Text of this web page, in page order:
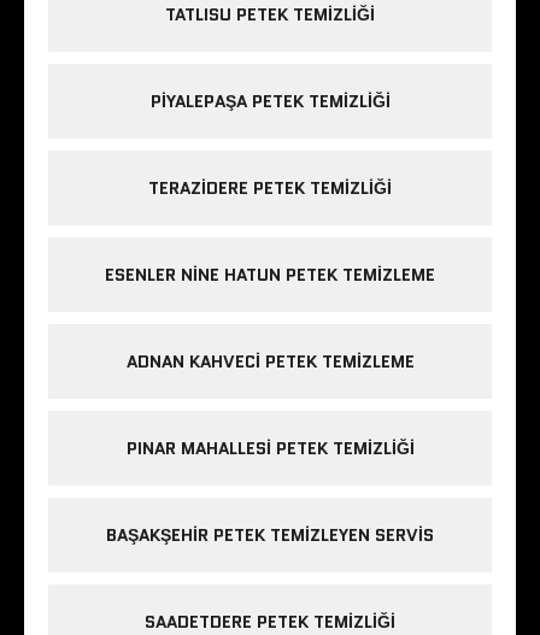
TATLISU PETEK TEMIZLIĞI
PIYALEPAŞA PETEK TEMIZLIĞI
TERAZIDERE PETEK TEMIZLIĞI
ESENLER NINE HATUN PETEK TEMIZLEME
ADNAN KAHVECI PETEK TEMIZLEME
PINAR MAHALLESI PETEK TEMIZLIĞI
BAŞAKŞEHIR PETEK TEMIZLEYEN SERVIS
SAADETDERE PETEK TEMIZLIĞI